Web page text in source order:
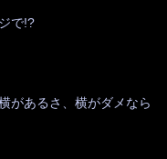
で!?
があるさ、横がダメなら